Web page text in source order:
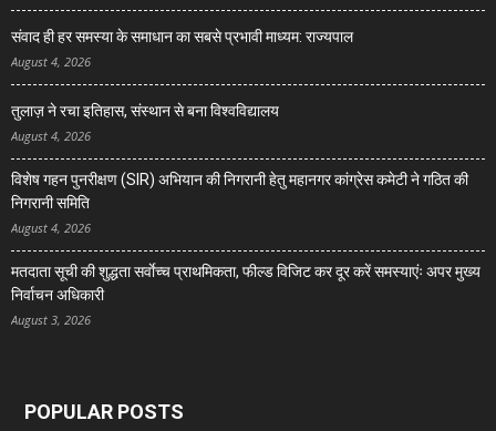
संवाद ही हर समस्या के समाधान का सबसे प्रभावी माध्यम: राज्यपाल
August 4, 2026
तुलाज़ ने रचा इतिहास, संस्थान से बना विश्वविद्यालय
August 4, 2026
विशेष गहन पुनरीक्षण (SIR) अभियान की निगरानी हेतु महानगर कांग्रेस कमेटी ने गठित की
निगरानी समिति
August 4, 2026
मतदाता सूची की शुद्धता सर्वाेच्च प्राथमिकता, फील्ड विजिट कर दूर करें समस्याएंः अपर मुख्य
निर्वाचन अधिकारी
August 3, 2026
POPULAR POSTS